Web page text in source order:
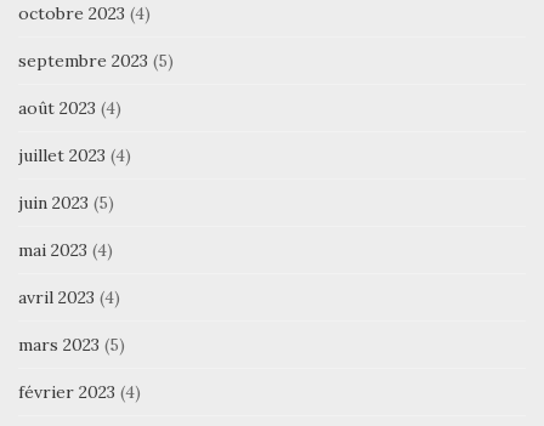
octobre 2023 (4)
septembre 2023 (5)
août 2023 (4)
juillet 2023 (4)
juin 2023 (5)
mai 2023 (4)
avril 2023 (4)
mars 2023 (5)
février 2023 (4)